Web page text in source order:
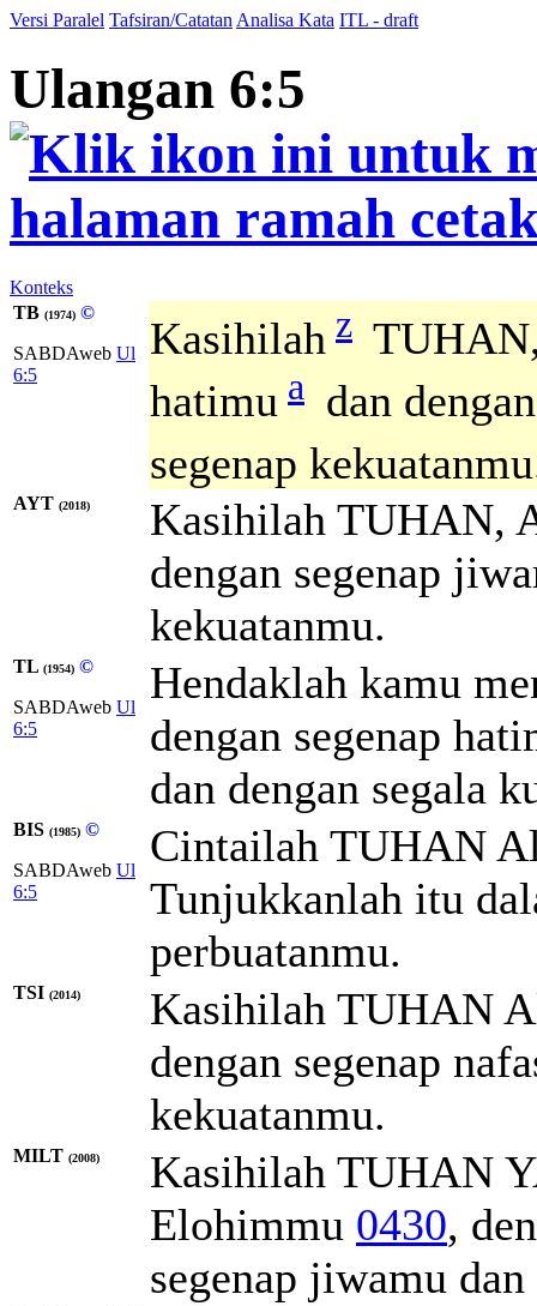
Versi Paralel Tafsiran/Catatan Analisa Kata ITL - draft
Ulangan 6:5
Konteks
TB (1974) ©
SABDAweb Ul
6:5
Kasihilah z
hatimu a dan
segenap
AYT (2018)
Kasihilah TUHAN,
dengan segenap
kekuatanmu.
TL (1954) ©
SABDAweb Ul
6:5
Hendaklah kamu
dengan segenap
dan dengan segala
BIS (1985) ©
SABDAweb Ul
6:5
Cintailah TUHAN
Tunjukkanlah itu
perbuatanmu.
TSI (2014)
Kasihilah TUHAN
dengan segenap
kekuatanmu.
MILT (2008) Kasihilah TUHAN
Elohimmu 0430,
segenap jiwamu